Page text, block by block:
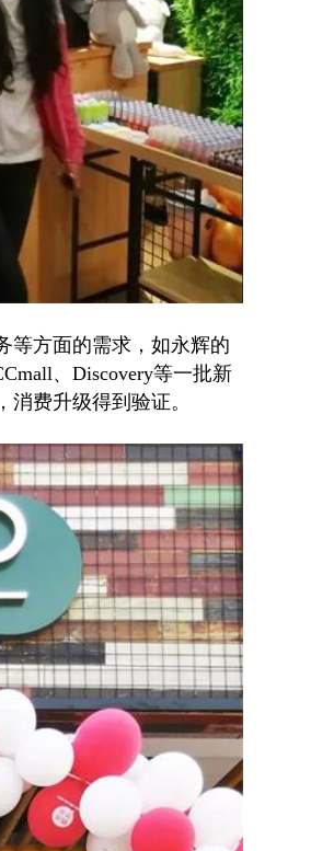
方面的需求，如永辉的
、Discovery等一批新
费升级得到验证。